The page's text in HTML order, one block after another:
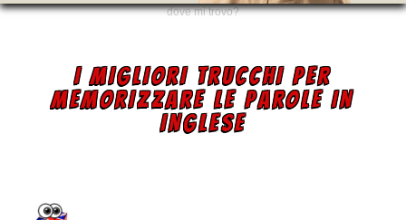
dove mi trovo?
I MIGLIORI TRUCCHI PER
MEMORIZZARE LE PAROLE IN
INGLESE